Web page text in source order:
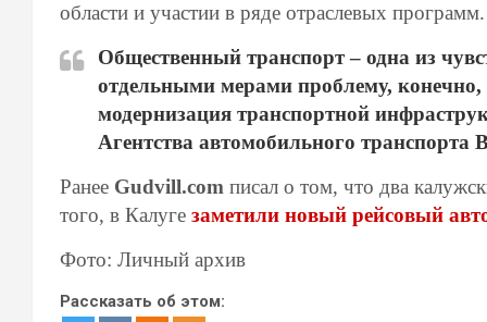
области и участии в ряде отраслевых программ.
Общественный транспорт – одна из
отдельными мерами проблему,
модернизация транспортной
Агентства автомобильного
Ранее Gudvill.com писал о том, что два
того, в Калуге заметили новый рейсовый
Фото: Личный архив
Рассказать об этом: